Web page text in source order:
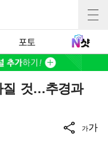
포토
질 것…추경과
가가